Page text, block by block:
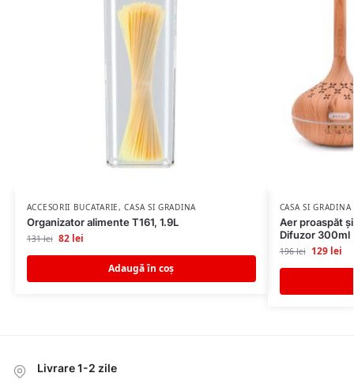
ACCESORII BUCATARIE,CASA SI GRADINA
Organizator alimente T161, 1.9L
131lei 82 lei
Adaugă în coș
CASA SI GRADINA
Aer proaspăt
Difuzor 300ml
196lei 129 lei
Livrare 1-2 zile